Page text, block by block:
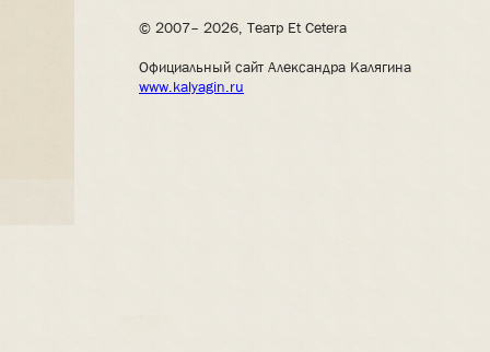
© 2007– 2026, Театр Et Cetera
Официальный сайт Александра Калягина
www.kalyagin.ru